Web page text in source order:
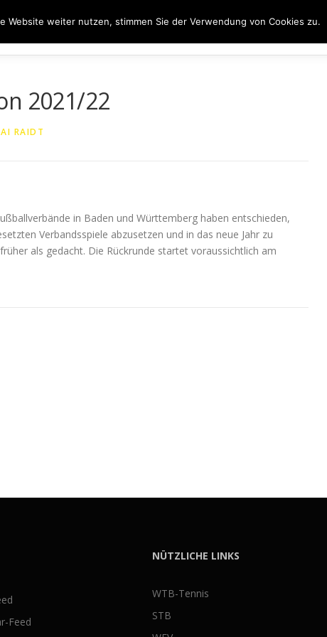
50 JAHRE SVN KONTAKT NEWS SPONSORING
2021/22
RAIDT
in Baden und Württemberg haben entschieden,
Verbandsspiele abzusetzen und in das neue Jahr zu
als gedacht. Die Rückrunde startet voraussichtlich am
Feed
NÜTZLICHE LINKS
WTB-Tennis
STB
Website weiter nutzen, stimmen Sie der Verwendung von Cookies zu.